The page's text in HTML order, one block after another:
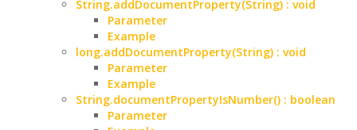
String.addDocumentProperty(String) : void
Parameter
Example
long.addDocumentProperty(String) : void
Parameter
Example
String.documentPropertyIsNumber() : boolean
Parameter